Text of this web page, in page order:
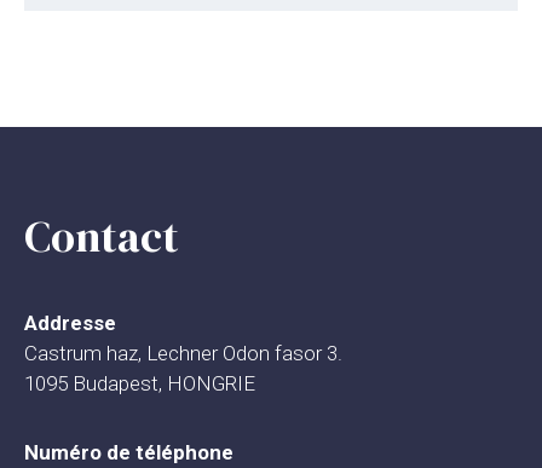
Contact
Addresse
Castrum haz, Lechner Odon fasor 3.
1095 Budapest, HONGRIE
Numéro de téléphone